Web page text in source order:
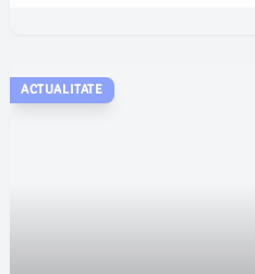
ACTUALITATE